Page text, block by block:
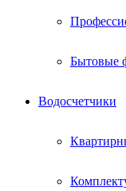
Бытовые
Водосчетчики